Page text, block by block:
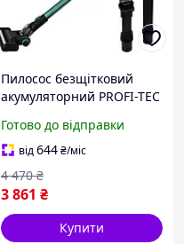
Пилосос безщітковий
акумуляторний PROFI-TEC
POWERLine (без АКБ і ЗП,
20 В, 21 кПа, 0.5 л)
Готово до відправки
від644₴/міс
3 861 ₴
4 470 ₴
Купити